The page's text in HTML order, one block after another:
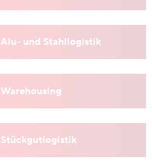
Alu- und Stahllogistik
Warehousing
Stückgutlogistik